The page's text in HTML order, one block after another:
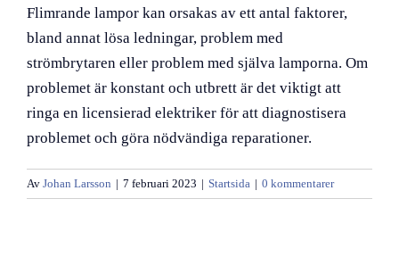
Flimrande lampor kan orsakas av ett antal faktorer,
bland annat lösa ledningar, problem med
strömbrytaren eller problem med själva lamporna. Om
problemet är konstant och utbrett är det viktigt att
ringa en licensierad elektriker för att diagnostisera
problemet och göra nödvändiga reparationer.
Av Johan Larsson | 7 februari 2023 | Startsida | 0 kommentarer